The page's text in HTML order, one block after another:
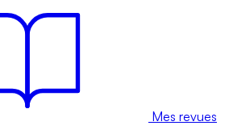
Mes revues